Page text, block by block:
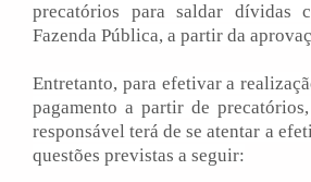
precatórios para saldar dívidas
Fazenda Pública, a partir da
Entretanto, para efetivar a
pagamento a partir de
responsável terá de se atentar a
questões previstas a seguir: